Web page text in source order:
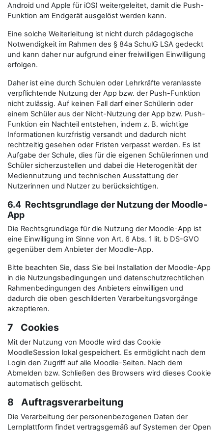
Android und Apple für iOS) weitergeleitet, damit die Push-
Funktion am Endgerät ausgelöst werden kann.
Eine solche Weiterleitung ist nicht durch pädagogische
Notwendigkeit im Rahmen des § 84a SchulG LSA gedeckt
und kann daher nur aufgrund einer freiwilligen Einwilligung
erfolgen.
Daher ist eine durch Schulen oder Lehrkräfte veranlasste
verpflichtende Nutzung der App bzw. der Push-Funktion
nicht zulässig. Auf keinen Fall darf einer Schülerin oder
einem Schüler aus der Nicht-Nutzung der App bzw. Push-
Funktion ein Nachteil entstehen, indem z. B. wichtige
Informationen kurzfristig versandt und dadurch nicht
rechtzeitig gesehen oder Fristen verpasst werden. Es ist
Aufgabe der Schule, dies für die eigenen Schülerinnen und
Schüler sicherzustellen und dabei die Heterogenität der
Mediennutzung und technischen Ausstattung der
Nutzerinnen und Nutzer zu berücksichtigen.
6.4 Rechtsgrundlage der Nutzung der Moodle-
App
Die Rechtsgrundlage für die Nutzung der Moodle-App ist
eine Einwilligung im Sinne von Art. 6 Abs. 1 lit. b DS-GVO
gegenüber dem Anbieter der Moodle-App.
Bitte beachten Sie, dass Sie bei Installation der Moodle-App
in die Nutzungsbedingungen und datenschutzrechtlichen
Rahmenbedingungen des Anbieters einwilligen und
dadurch die oben geschilderten Verarbeitungsvorgänge
akzeptieren.
7 Cookies
Mit der Nutzung von Moodle wird das Cookie
MoodleSession lokal gespeichert. Es ermöglicht nach dem
Login den Zugriff auf alle Moodle-Seiten. Nach dem
Abmelden bzw. Schließen des Browsers wird dieses Cookie
automatisch gelöscht.
8 Auftragsverarbeitung
Die Verarbeitung der personenbezogenen Daten der
Lernplattform findet vertragsgemäß auf Systemen der Open